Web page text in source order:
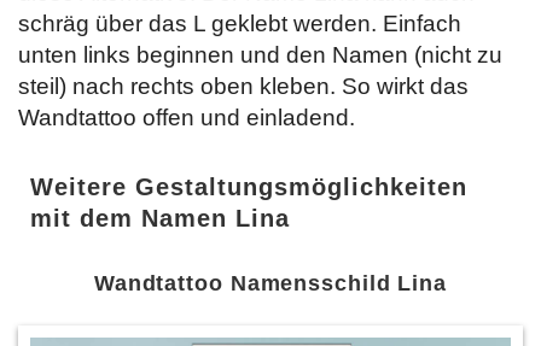
schräg über das L geklebt werden. Einfach
unten links beginnen und den Namen (nicht zu
steil) nach rechts oben kleben. So wirkt das
Wandtattoo offen und einladend.
Weitere Gestaltungsmöglichkeiten
mit dem Namen Lina
Wandtattoo Namensschild Lina